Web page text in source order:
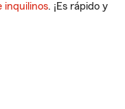
inquilinos. ¡Es rápido y